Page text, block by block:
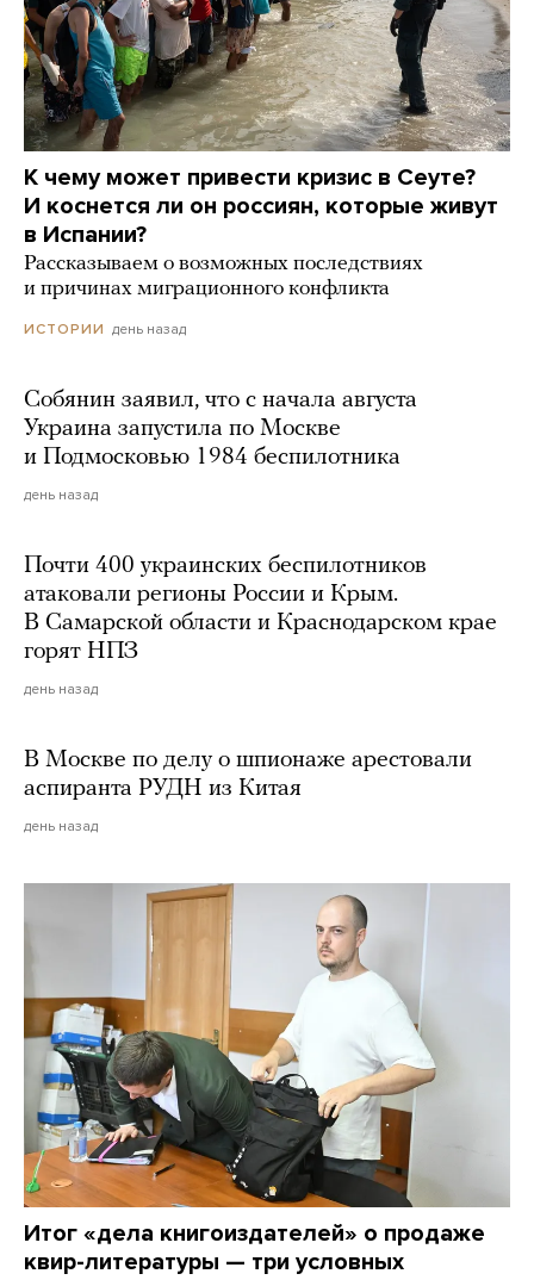
К чему может привести кризис в Сеуте?
И коснется ли он россиян, которые живут
в Испании?
Рассказываем о возможных последствиях
и причинах миграционного конфликта
ИСТОРИИ день назад
Собянин заявил, что с начала августа
Украина запустила по Москве
и Подмосковью 1984 беспилотника
день назад
Почти 400 украинских беспилотников
атаковали регионы России и Крым.
В Самарской области и Краснодарском крае
горят НПЗ
день назад
В Москве по делу о шпионаже арестовали
аспиранта РУДН из Китая
день назад
Итог «дела книгоиздателей» о продаже
квир-литературы — три условных